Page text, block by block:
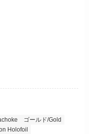
ゴールド/Gold
Holofoil